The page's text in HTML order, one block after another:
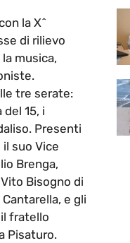
la X^
di rilievo
musica,
tre serate:
15, i
Presenti
suo Vice
Brenga,
Bisogno di
e gli
fratello
Pisaturo.